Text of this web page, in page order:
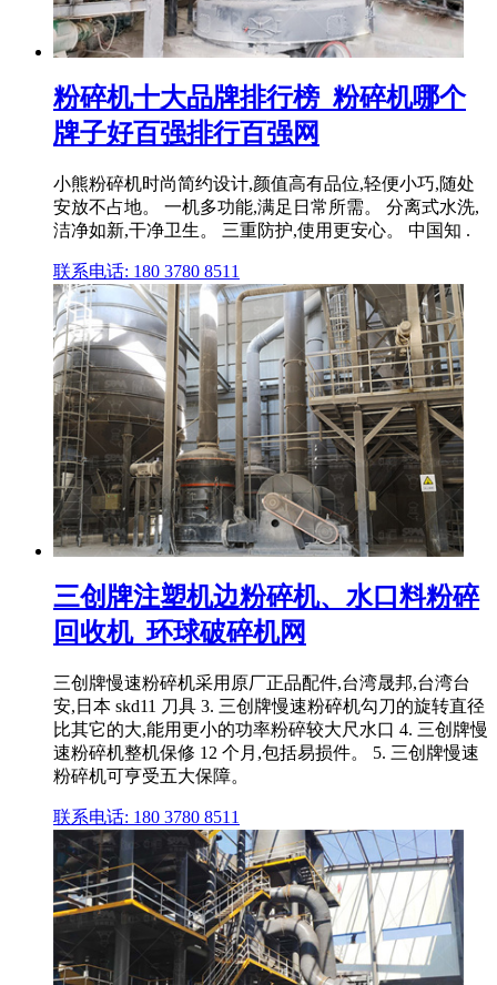
粉碎机十大品牌排行榜_粉碎机哪个
牌子好百强排行百强网
小熊粉碎机时尚简约设计,颜值高有品位,轻便小巧,随处
安放不占地。 一机多功能,满足日常所需。 分离式水洗,
洁净如新,干净卫生。 三重防护,使用更安心。 中国知 .
联系电话: 180 3780 8511
三创牌注塑机边粉碎机、水口料粉碎
回收机_环球破碎机网
三创牌慢速粉碎机采用原厂正品配件,台湾晟邦,台湾台
安,日本 skd11 刀具 3. 三创牌慢速粉碎机勾刀的旋转直径
比其它的大,能用更小的功率粉碎较大尺水口 4. 三创牌慢
速粉碎机整机保修 12 个月,包括易损件。 5. 三创牌慢速
粉碎机可亨受五大保障。
联系电话: 180 3780 8511